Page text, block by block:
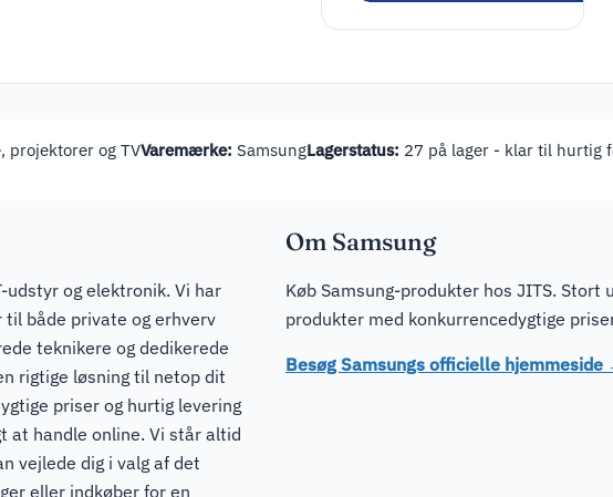
projektorer og TVVaremærke: SamsungLagerstatus: 27 på lager - klar til hurtig
udstyr og elektronik. Vi har
både private og erhverv
teknikere og dedikerede
rigtige løsning til netop dit
priser og hurtig levering
at handle online. Vi står altid
vejlede dig i valg af det
eller indkøber for en
Om Samsung
Køb Samsung-produkter hos JITS. Stort
produkter med konkurrencedygtige
Besøg Samsungs officielle hjemmeside